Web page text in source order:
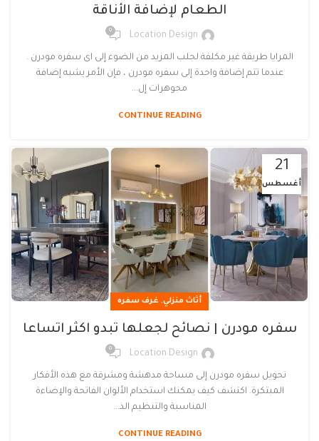
الطعام لإضافة الأناقة
Location Design
0
المرايا طريقة غير مكلفة لجلب المزيد من الضوء إلى اى سفره مودرن .
عندما تتم إضافة واحدة إلى سفره مودرن ، فإن الأمر يشبه إضافة
مجوهرات إل...
CONTINUE READING
21
أغسطس
أثاث منزلي, غرف سفره
سفره مودرن | نصائح لجعلها تبدو اكثر اتساعا
Location Design
0
تحويل سفره مودرن إلى مساحة مدهشة ومشرقة مع هذه الأفكار
المبتكرة. اكتشف كيف يمكنك استخدام الألوان الفاتحة والإضاءة
المناسبة والتنظيم الذ...
CONTINUE READING